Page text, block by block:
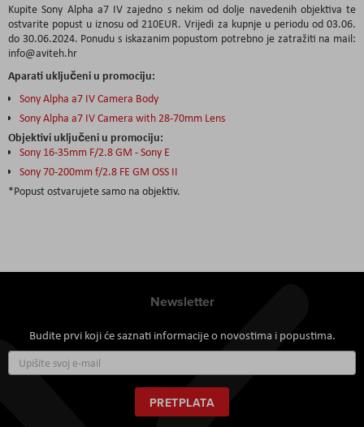
Kupite Sony Alpha a7 IV zajedno s nekim od dolje navedenih objektiva te
ostvarite popust u iznosu od 210EUR. Vrijedi za kupnje u periodu od 03.06.
do 30.06.2024. Ponudu s iskazanim popustom potrebno je zatražiti na mail:
info@aviteh.hr
Aparati uključeni u promociju:
Sony Alpha a7 IV Camera Body
Sony Alpha a7 IV Camera with 28-70mm Lens
Objektivi uključeni u promociju:
Sony 16-35mm F/2.8 GM - Sony E
Sony 70-200mm f/2.8 FE GM OSS II
*Popust ostvarujete samo na objektiv.
Newsletter
Budite prvi koji će saznati informacije o novostima i popustima.
se
za
naš
newsletter:
PRETPLATA